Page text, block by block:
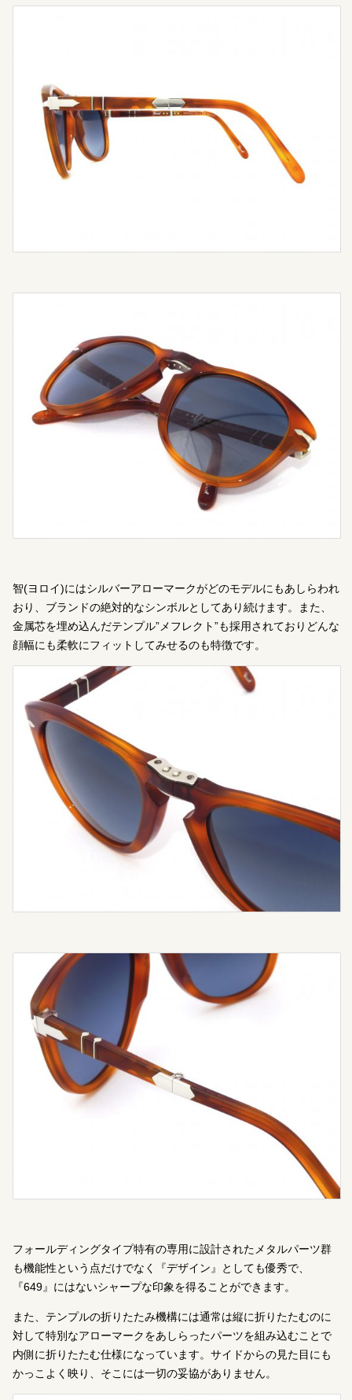
智(ヨロイ)にはシルバーアローマークがどのモデルにもあしらわれ
おり、ブランドの絶対的なシンボルとしてあり続けます。また、
金属芯を埋め込んだテンプル”メフレクト”も採用されておりどんな
顔幅にも柔軟にフィットしてみせるのも特徴です。
フォールディングタイプ特有の専用に設計されたメタルパーツ群
も機能性という点だけでなく『デザイン』としても優秀で、
『649』にはないシャープな印象を得ることができます。
また、テンプルの折りたたみ機構には通常は縦に折りたたむのに
対して特別なアローマークをあしらったパーツを組み込むことで
内側に折りたたむ仕様になっています。サイドからの見た目にも
かっこよく映り、そこには一切の妥協がありません。